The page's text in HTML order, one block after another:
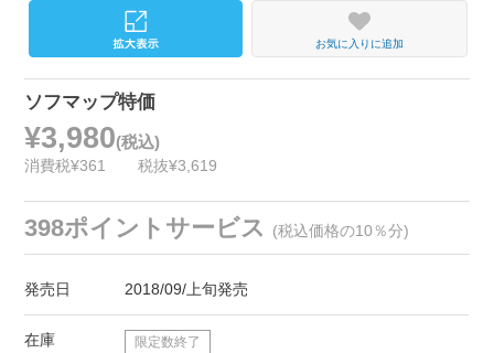
お気に入りに追加
ソフマップ特価
¥3,980(税込)
消費税¥361 税抜¥3,619
398ポイントサービス (税込価格の10％分)
発売日 2018/09/上旬発売
在庫 限定数終了